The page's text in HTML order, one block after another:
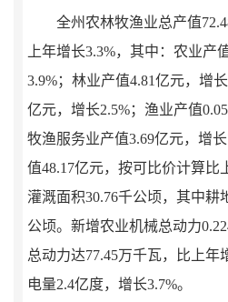
全州农林牧渔业总产值
上年增长3.3%，其中：农业产
3.9%；林业产值4.81亿元，增
亿元，增长2.5%；渔业产值
牧渔服务业产值3.69亿元，增
值48.17亿元，按可比价计算比
灌溉面积30.76千公顷，其中耕
公顷。新增农业机械总动力
总动力达77.45万千瓦，比上年
电量2.4亿度，增长3.7%。